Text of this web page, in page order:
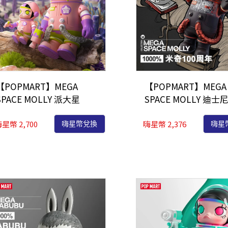
POPMART】MEGA
MOLLY 派大星
幣 2,700 嗨星幣兌換
【POPMART】MEGA
SPACE MOLLY 迪士
奇100週年1000%
嗨星幣 2,376 嗨星